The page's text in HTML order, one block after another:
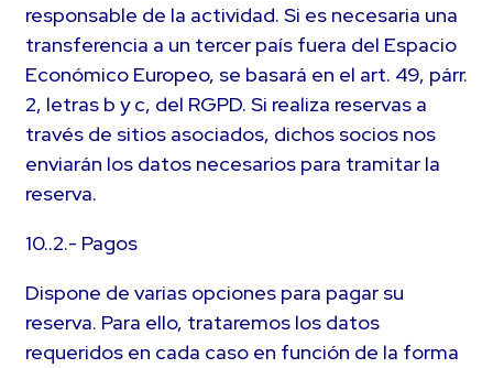
responsable de la actividad. Si es necesaria una
transferencia a un tercer país fuera del Espacio
Económico Europeo, se basará en el art. 49, párr.
2, letras b y c, del RGPD. Si realiza reservas a
través de sitios asociados, dichos socios nos
enviarán los datos necesarios para tramitar la
reserva.
10..2.- Pagos
Dispone de varias opciones para pagar su
reserva. Para ello, trataremos los datos
requeridos en cada caso en función de la forma